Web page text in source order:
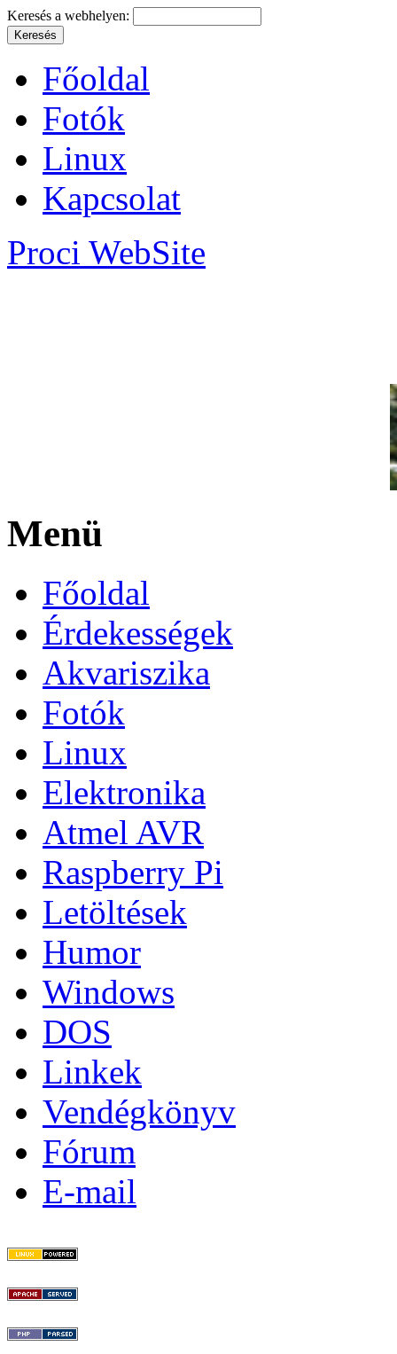
Keresés a webhelyen:
Főoldal
Fotók
Linux
Kapcsolat
Proci WebSite
Menü
Főoldal
Érdekességek
Akvariszika
Fotók
Linux
Elektronika
Atmel AVR
Raspberry Pi
Letöltések
Humor
Windows
DOS
Linkek
Vendégkönyv
Fórum
E-mail